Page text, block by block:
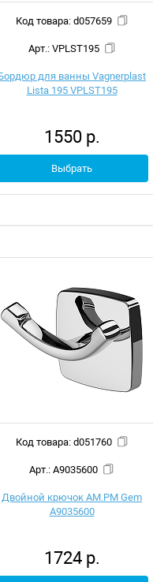
Код товара: d057659
Арт.: VPLST195
для ванны Vagnerplast
Lista 195 VPLST195
1550 р.
Выбрать
Код товара: d051760
Арт.: A9035600
Двойной крючок AM.PM Gem
A9035600
1724 р.